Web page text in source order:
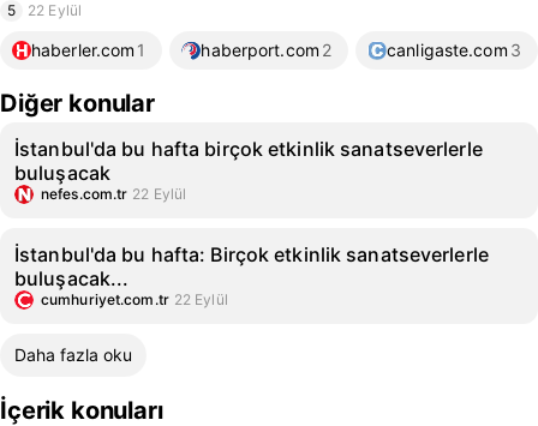
5 22 Eylül
haberler.com 1 haberport.com 2 canligaste.com 3
Diğer konular
İstanbul'da bu hafta birçok etkinlik sanatseverlerle
buluşacak
nefes.com.tr 22 Eylül
İstanbul'da bu hafta: Birçok etkinlik sanatseverlerle
buluşacak...
cumhuriyet.com.tr 22 Eylül
Daha fazla oku
İçerik konuları